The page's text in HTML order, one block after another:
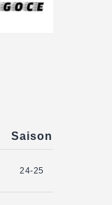
Saison
24-25